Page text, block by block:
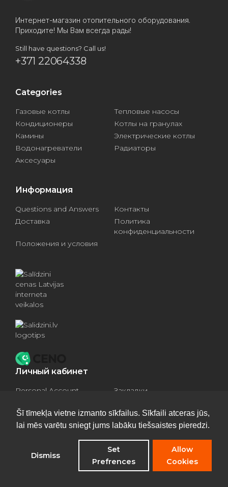
Šī tīmekļa vietne izmanto sīkfailus. Sīkfaili atceras jūs,
lai mēs varētu sniegt jums labāku tiešsaistes pieredzi.
Dismiss
Set
Prefrences
Allow
Cookies
Интернет-магазин отопительного оборудования.
Приходите! Мы Вам всегда рады!
Still have questions? Call us!
+371 22064338
Categories
Газовые котлы
Тепловые насосы
Кондиционеры
Котлы на гранулах
Камины
Электрические котлы
Водонагреватели
Радиаторы
Аксесуары
Информация
Questions and Answers
Контакты
Доставка
Политика
конфиденциальности
Положения и условия
Личный кабинет
Personal Account
Закладки
Отопительные котлы2026 - All rights reserved
Privacy Policy